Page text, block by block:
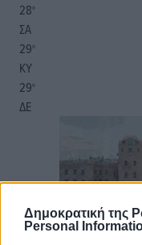
Δημοκρατική της
Personal
28°
ΣΑ
29°
ΚΥ
29°
ΔΕ